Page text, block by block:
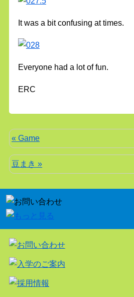
It was a bit confusing at times.
Everyone had a lot of fun.
ERC
« Game
豆まき »